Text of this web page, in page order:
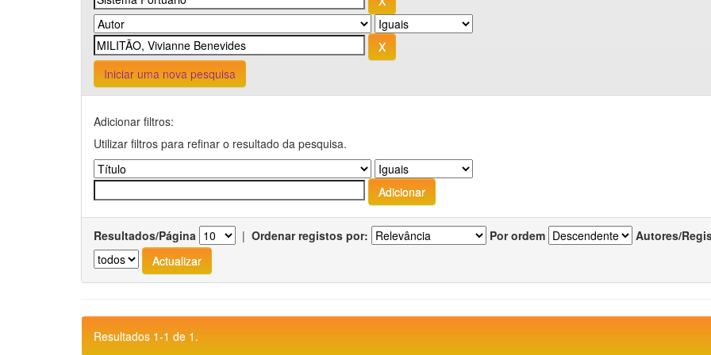
Iniciar uma nova pesquisa
Adicionar filtros:
Utilizar filtros para refinar o resultado da pesquisa.
Resultados/Página | Ordenar registos por: Por ordem Autores/
Resultados 1-1 de 1.